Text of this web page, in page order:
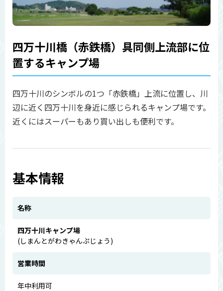
四万十川橋（赤鉄橋）具同側上流部に位
置するキャンプ場
四万十川のシンボルの1つ「赤鉄橋」上流に位置し、川
辺に近く四万十川を身近に感じられるキャンプ場です。
近くにはスーパーもあり買い出しも便利です。
基本情報
名称
四万十川キャンプ場
(しまんとがわきゃんぷじょう)
営業時間
年中利用可